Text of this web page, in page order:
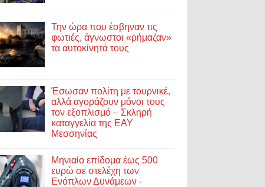
Την ώρα που έσβηναν τις
φωτιές, άγνωστοι «ρήμαζαν»
τα αυτοκίνητά τους
Έσωσαν πολίτη με τουρνικέ,
αλλά αγοράζουν μόνοι τους
τον εξοπλισμό – Σκληρή
καταγγελία της ΕΑΥ
Μεσσηνίας
Μηνιαίο επίδομα έως 500
ευρώ σε στελέχη των
Ενόπλων Δυνάμεων -